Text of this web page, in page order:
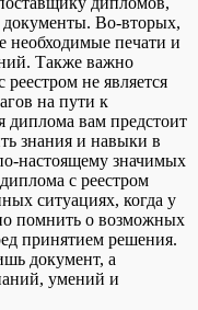
документы. Во-вторых,
необходимые печати и
Также важно
не является
на пути к
диплома вам предстоит
знания и навыки в
настоящему значимых
с реестром
ситуациях, когда у
помнить о возможных
принятием решения.
документ, а
умений и